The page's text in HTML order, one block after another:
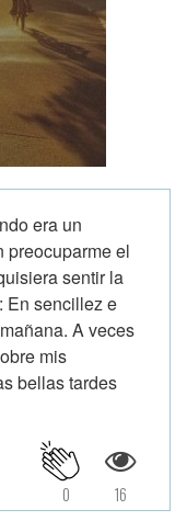
era un
preocuparme el
sentir la
En sencillez e
A veces
mis
bellas tardes
16
0